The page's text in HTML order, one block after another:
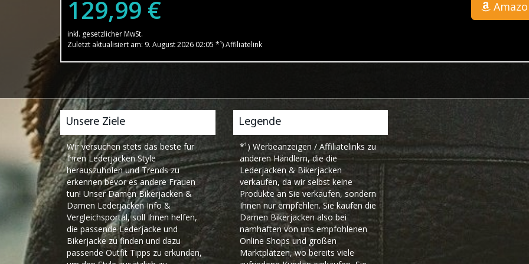
129,99 €
inkl. gesetzlicher MwSt.
Zuletzt aktualisiert am: 9. August 2026 02:05 *¹) Affiliatelink
Unsere Ziele
Wir versuchen stets das beste für
Ihren Lederjacken Style
herauszuholen und Trends zu
erkennen bevor es andere Frauen
tun! Unser Damen Bikerjacken &
Damen Lederjacken Info &
Vergleichsportal, soll Ihnen helfen,
die passende Lederjacke und
Bikerjacke zu finden und dazu
passende Outfit Tipps zu erkunden,
Legende
*¹) Werbeanzeigen / Affiliatelinks zu
anderen Händlern, die die
Lederjacken & Bikerjacken
verkaufen, da wir selbst keine
Produkte an Sie verkaufen, sondern
Ihnen nur empfehlen. Sie kaufen die
Damen Bikerjacken also bei
namhaften von uns empfohlenen
Online Shops und großen
Marktplätzen, wo bereits viele